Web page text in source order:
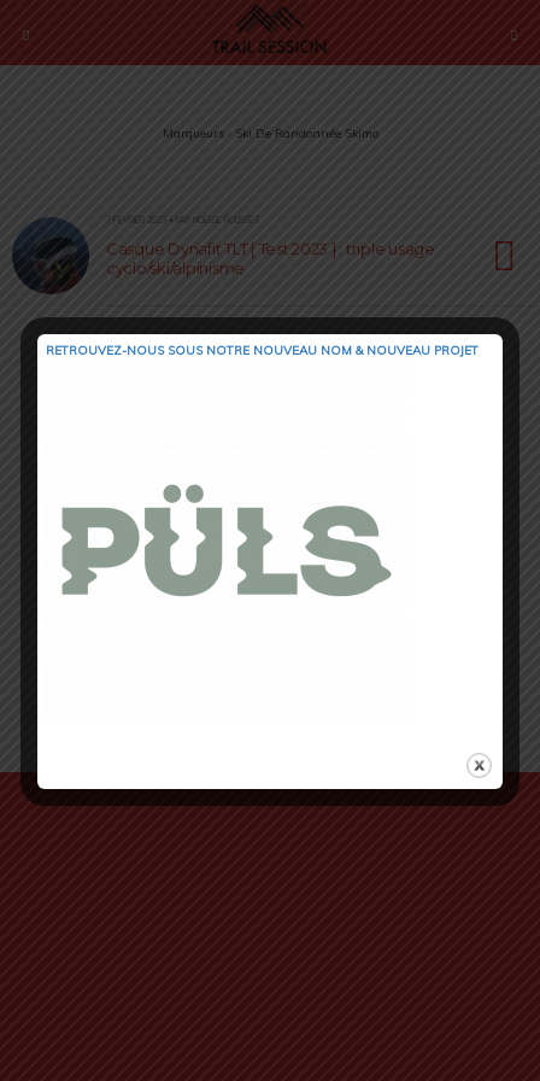
Marqueurs › Ski De Randonnée Skimo
7 FÉVRIER 2023 • PAR NOËLLIE ROUSSET
Casque Dynafit TLT [ Test 2023 ] : triple usage
cyclo/ski/alpinisme
RETROUVEZ-NOUS SOUS NOTRE NOUVEAU NOM & NOUVEAU PROJET